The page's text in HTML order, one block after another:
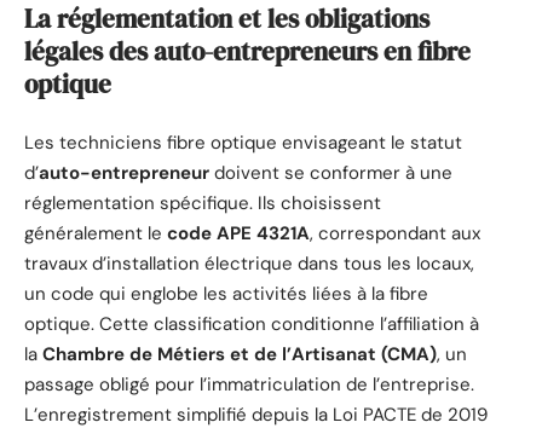
La réglementation et les obligations
légales des auto-entrepreneurs en fibre
optique
Les techniciens fibre optique envisageant le statut
d’auto-entrepreneur doivent se conformer à une
réglementation spécifique. Ils choisissent
généralement le code APE 4321A, correspondant aux
travaux d’installation électrique dans tous les locaux,
un code qui englobe les activités liées à la fibre
optique. Cette classification conditionne l’affiliation à
la Chambre de Métiers et de l’Artisanat (CMA), un
passage obligé pour l’immatriculation de l’entreprise.
L’enregistrement simplifié depuis la Loi PACTE de 2019